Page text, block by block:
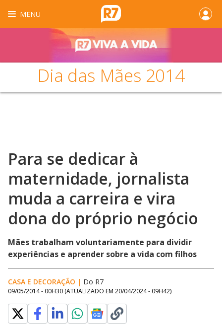
MENU
Dia das Mães 2014
Para se dedicar à
maternidade, jornalista
muda a carreira e vira
dona do próprio negócio
Mães trabalham voluntariamente para dividir
experiências e aprender sobre a vida com filhos
CASA E DECORAÇÃO | Do R7
09/05/2014 - 00H30 (ATUALIZADO EM 20/04/2024 - 09H42)